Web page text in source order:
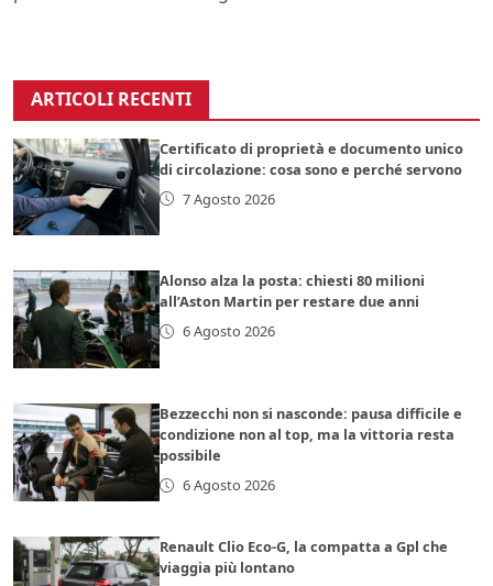
ARTICOLI RECENTI
Certificato di proprietà e documento unico
di circolazione: cosa sono e perché servono
7 Agosto 2026
Alonso alza la posta: chiesti 80 milioni
all’Aston Martin per restare due anni
6 Agosto 2026
Bezzecchi non si nasconde: pausa difficile e
condizione non al top, ma la vittoria resta
possibile
6 Agosto 2026
Renault Clio Eco-G, la compatta a Gpl che
viaggia più lontano